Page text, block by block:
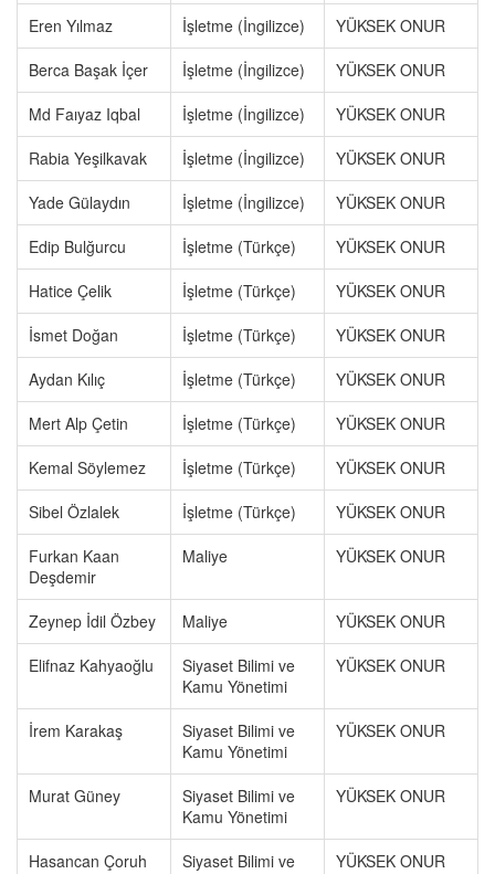
Eren Yılmaz İşletme (İngilizce)
YÜKSEK ONUR
Berca Başak İçer
İşletme (İngilizce)
YÜKSEK ONUR
Md Faıyaz Iqbal
İşletme (İngilizce)
YÜKSEK ONUR
Rabia Yeşilkavak
İşletme (İngilizce)
YÜKSEK ONUR
Yade Gülaydın
İşletme (İngilizce)
YÜKSEK ONUR
Edip Bulğurcu
İşletme (Türkçe)
YÜKSEK ONUR
Hatice Çelik
İşletme (Türkçe)
YÜKSEK ONUR
İsmet Doğan
İşletme (Türkçe)
YÜKSEK ONUR
Aydan Kılıç
İşletme (Türkçe)
YÜKSEK ONUR
Mert Alp Çetin
İşletme (Türkçe)
YÜKSEK ONUR
Kemal Söylemez
İşletme (Türkçe)
YÜKSEK ONUR
Sibel Özlalek
İşletme (Türkçe)
YÜKSEK ONUR
Furkan Kaan
Deşdemir
Maliye YÜKSEK ONUR
Zeynep İdil Özbey Maliye
YÜKSEK ONUR
Elifnaz Kahyaoğlu
Siyaset Bilimi ve
Kamu Yönetimi
YÜKSEK ONUR
İrem Karakaş
Siyaset Bilimi ve
Kamu Yönetimi
YÜKSEK ONUR
Murat Güney
Siyaset Bilimi ve
Kamu Yönetimi
YÜKSEK ONUR
Hasancan Çoruh
Siyaset Bilimi ve
YÜKSEK ONUR